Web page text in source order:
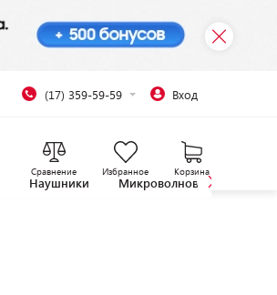
(17) 359-59-59 Вход
Сравнение Избранное Корзина
Наушники Микроволновые печи